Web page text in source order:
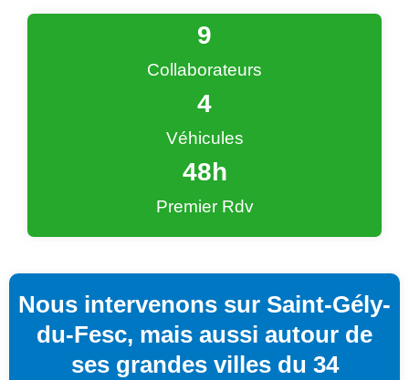
Collaborateurs
9
Véhicules
4
Premier Rdv
48h
Nous intervenons sur Saint-Gély-
du-Fesc, mais aussi autour de
ses grandes villes du 34